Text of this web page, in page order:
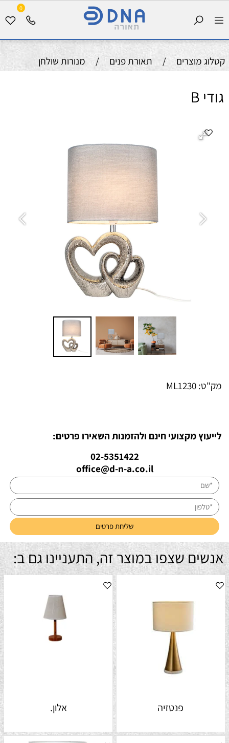
0
קטלוג מוצרים / תאורת פנים / מנורות שולחן
גודי B
מק"ט: ML1230
לייעוץ מקצועי חינם ולהזמנות השאירו פרטים:
02-5351422
office@d-n-a.co.il
אנשים שצפו במוצר זה, התעניינו גם ב:
פנטזיה אלון.